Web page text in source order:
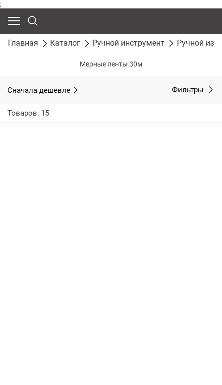
;
Главная Каталог Ручной инструмент Ручной
Мерные ленты 30м
Сначала дешевле Фильтры
Товаров: 15